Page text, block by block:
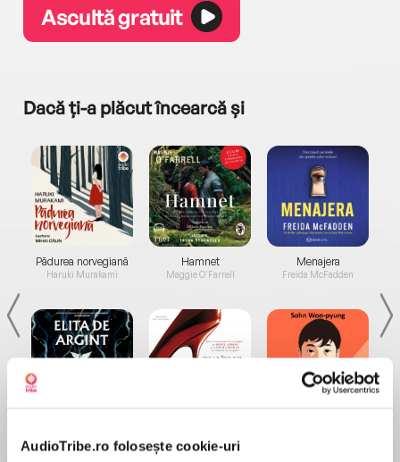
AudioTribe.ro folosește cookie-uri
Ascultă gratuit
Dacă ți-a plăcut încearcă și
Pădurea norvegiană
Haruki Murakami
de...
Dani Francis
Hamnet
Maggie O'Farrell
la...
Lauren Weisberger
Menajera
Freida McFadden